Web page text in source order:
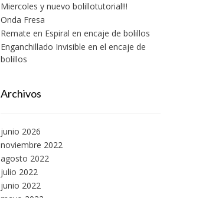
Miercoles y nuevo bolillotutorial!!!
Onda Fresa
Remate en Espiral en encaje de bolillos
Enganchillado Invisible en el encaje de
bolillos
Archivos
junio 2026
noviembre 2022
agosto 2022
julio 2022
junio 2022